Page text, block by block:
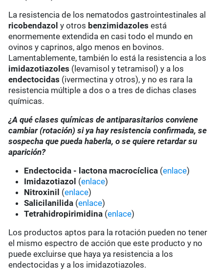
La resistencia de los nematodos gastrointestinales al
ricobendazoly otros benzimidazoles está
enormemente extendida en casi todo el mundo en
ovinos y caprinos, algo menos en bovinos.
Lamentablemente, también lo está la resistencia a los
imidazotiazoles (levamisol y tetramisol) y a los
endectocidas (ivermectina y otros), y no es rara la
resistencia múltiple a dos o a tres de dichas clases
químicas.
¿A qué clases químicas de antiparasitarios conviene
cambiar (rotación) si ya hay resistencia confirmada, se
sospecha que pueda haberla, o se quiere retardar su
aparición?
Endectocida - lactona macrocíclica (enlace)
Imidazotiazol (enlace)
Nitroxinil (enlace)
Salicilanilida (enlace)
Tetrahidropirimidina (enlace)
Los productos aptos para la rotación pueden no tener
el mismo espectro de acción que este producto y no
puede excluirse que haya ya resistencia a los
endectocidas y a los imidazotiazoles.